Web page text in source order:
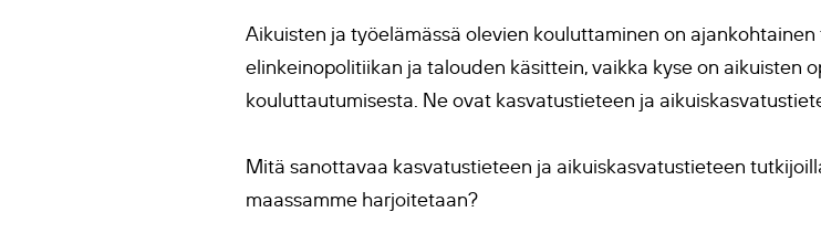
Aikuisten ja työelämässä olevien kouluttaminen on
elinkeinopolitiikan ja talouden käsittein, vaikka kyse on aikuisten
kouluttautumisesta. Ne ovat kasvatustieteen ja
Mitä sanottavaa kasvatustieteen ja aikuiskasvatustieteen
maassamme harjoitetaan?